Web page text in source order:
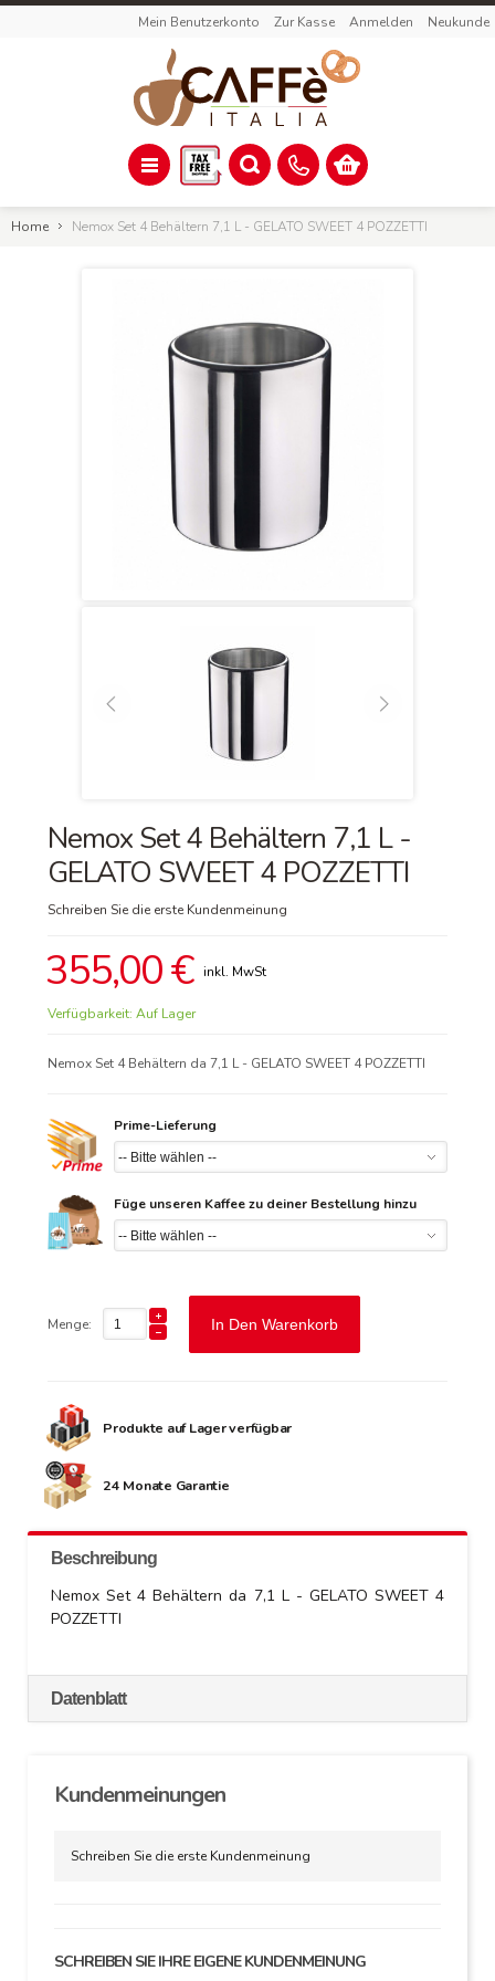
Mein Benutzerkonto Zur Kasse Anmelden Neukunde
Home Nemox Set 4 Behältern 7,1 L - GELATO SWEET 4 POZZETTI
Nemox Set 4 Behältern 7,1 L -
GELATO SWEET 4 POZZETTI
Schreiben Sie die erste Kundenmeinung
355,00 €
Verfügbarkeit: Auf Lager
Nemox Set 4 Behältern da 7,1 L - GELATO SWEET 4 POZZETTI
Prime-Lieferung
Füge unseren Kaffee zu deiner Bestellung hinzu
Menge: In Den Warenkorb
Produkte auf Lager verfügbar
24 Monate Garantie
Beschreibung
Nemox Set 4 Behältern da 7,1 L - GELATO SWEET 4
POZZETTI
Datenblatt
Kundenmeinungen
Schreiben Sie die erste Kundenmeinung
SCHREIBEN SIE IHRE EIGENE KUNDENMEINUNG